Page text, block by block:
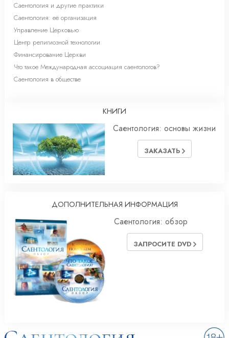
Саентология и другие практики
Саентология: её организация
Управление Церковью
Центр религиозной технологии
Финансирование Церкви
Что такое Международная ассоциация саентологов?
Саентология в обществе
КНИГИ
Саентология: основы жизни
ЗАКАЗАТЬ
ДОПОЛНИТЕЛЬНАЯ ИНФОРМАЦИЯ
Саентология: обзор
ЗАПРОСИТЕ DVD